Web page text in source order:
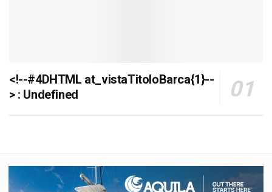
<!--#4DHTML at_vistaTitoloBarca{1}--
> : Undefined